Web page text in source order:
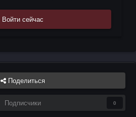
Войти сейчас
Поделиться
Подписчики 0